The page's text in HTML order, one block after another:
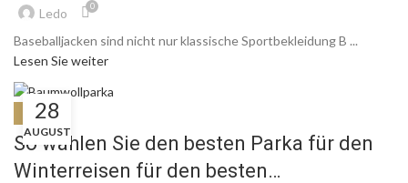
Ledo 0
Baseballjacken sind nicht nur klassische Sportbekleidung B ...
Lesen Sie weiter
28
AUGUST
BLOG
So wählen Sie den besten Parka für den
Winterreisen für den besten